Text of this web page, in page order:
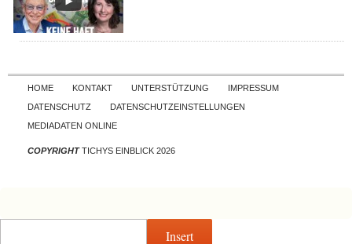
Skip to content
HOME KONTAKT UNTERSTÜTZUNG
IMPRESSUM
DATENSCHUTZ
DATENSCHUTZEINSTELLUNGEN
MEDIADATEN ONLINE
COPYRIGHTTICHYS EINBLICK 2026
Insert